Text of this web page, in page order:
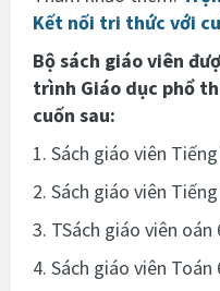
Kết nối tri thức với
Bộ sách giáo viên
trình Giáo dục phổ
cuốn sau:
1. Sách giáo viên
2. Sách giáo viên
3. TSách giáo viên oán
4. Sách giáo viên Toán